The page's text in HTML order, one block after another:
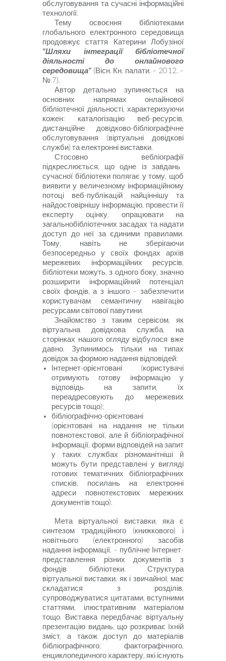
обслуговування та сучасні інформаційні
технології.
Тему освоєння бібліотеками
глобального електронного середовища
продовжує стаття Катерини Лобузіної
"Шляхи інтеграції бібліотечної
діяльності до онлайнового
середовища" (Вісн. Кн. палати. – 2012. –
№ 7).
Автор детально зупиняється на
основних напрямах онлайнової
бібліотечної діяльності, характеризуючи
кожен: каталогізацію веб-ресурсів,
дистанційне довідково-бібліографічне
обслуговування (віртуальні довідкові
служби) та електронні виставки.
Стосовно вебліографії
підкреслюється, що одне із завдань
сучасної бібліотеки полягає у тому, щоб
виявити у величезному інформаційному
потоці веб-публікацій найціннішу та
найдостовірнішу інформацію, провести її
експерту оцінку, опрацювати на
загальнобібліотечних засадах та надати
доступ до неї за єдиними правилами.
Тому, навіть не зберігаючи
безпосередньо у своїх фондах архів
мережевих інформаційних ресурсів,
бібліотеки можуть, з одного боку, значно
розширити інформаційний потенціал
своїх фондів, а з іншого – забезпечити
користувачам семантичну навігацію
ресурсами світової павутини.
Знайомство з таким сервісом, як
віртуальна довідкова служба, на
сторінках нашого огляду відбулося вже
давно. Зупинимось тільки на типах
довідок за формою надання відповідей:
Інтернет-орієнтовані (користувачі
отримують готову інформацію у
відповідь на запити, їх
переадресовують до мережевих
ресурсів тощо);
бібліографічно-орієнтовані
(орієнтовані на надання не тільки
повнотекстової, але й бібліографічної
інформації, форми відповідей на запит
у таких службах різноманітніші й
можуть бути представлені у вигляді
готових тематичних бібліографічних
списків, посилань на електронні
адреси повнотекстових мережних
документів тощо).
Мета віртуальної виставки, яка є
синтезом традиційного (книжкового) і
новітнього (електронного) засобів
надання інформації, – публічне Інтернет-
представлення різних документів з
фондів бібліотеки. Структура
віртуальної виставки, як і звичайної, має
складатися з розділів,
супроводжуватися цитатами, вступними
статтями, ілюстративним матеріалом
тощо. Виставка передбачає віртуальну
презентацію видань, що розкриває їхній
зміст, а також доступ до матеріалів
бібліографічного, фактографічного,
енциклопедичного характеру, які існують